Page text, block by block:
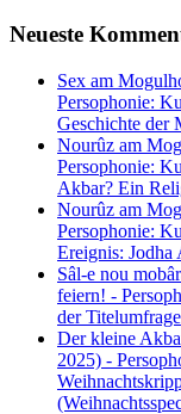
Neueste
Sex am
Persophonie:
Geschichte der
Nourûz am
Persophonie:
Akbar? Ein
Nourûz am
Persophonie:
Ereignis: Jodha
Sâl-e nou
feiern! -
der Titelumfrage
Der kleine
2025) -